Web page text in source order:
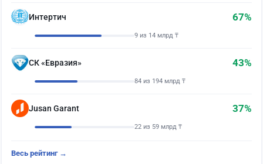
Интертич 67%
9 из 14 млрд ₸
СК «Евразия» 43%
84 из 194 млрд ₸
Jusan Garant 37%
22 из 59 млрд ₸
Весь рейтинг →